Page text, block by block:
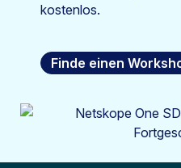
kostenlos.
Finde einen